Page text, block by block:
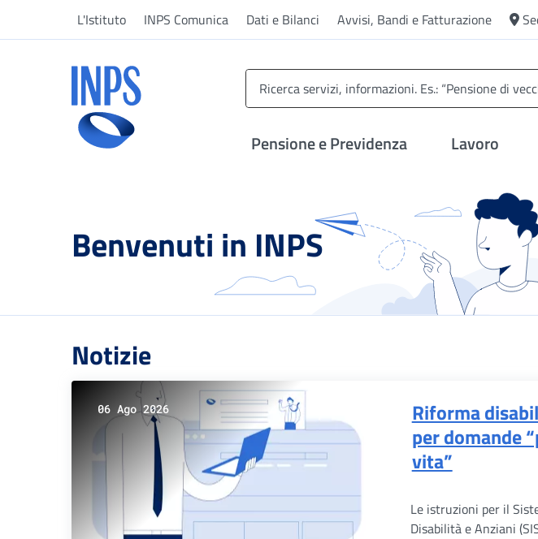
L'Istituto INPS Comunica Dati e Bilanci Avvisi, Bandi e Fatturazione
Pensione e Previdenza Lavoro
Benvenuti in INPS
Notizie
06 Ago 2026
Riforma
per domande
vita”
Le istruzioni per il
Disabilità e Anziani